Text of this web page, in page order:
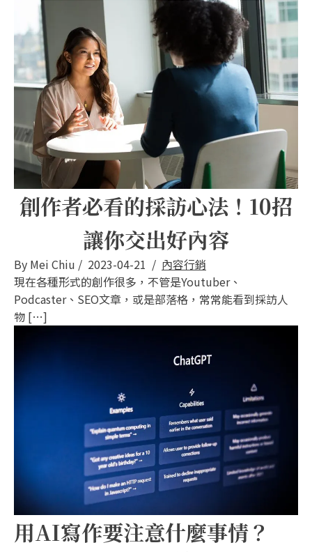
創作者必看的採訪心法！10招
讓你交出好內容
By Mei Chiu / 2023-04-21 / 內容行銷
現在各種形式的創作很多，不管是Youtuber、
Podcaster、SEO文章，或是部落格，常常能看到採訪人
物 […]
用AI寫作要注意什麼事情？